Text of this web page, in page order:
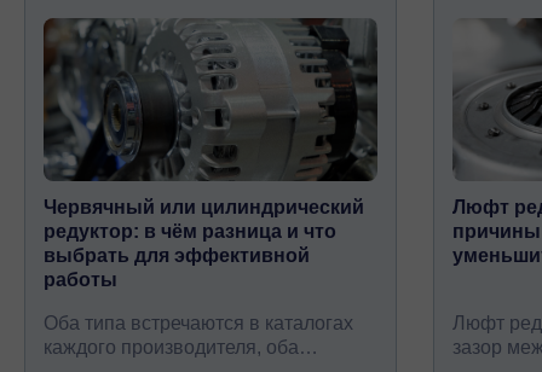
Червячный или цилиндрический
редуктор: в чём разница и что
выбрать для эффективной
работы
Оба типа встречаются в каталогах
каждого производителя, оба
Люфт
Люфт
зазор